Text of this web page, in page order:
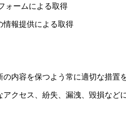
ォームによる取得
情報提供による取得
内容を保つよう常に適切な措置
アクセス、紛失、漏洩、毀損など